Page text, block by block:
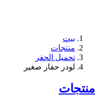
بيت
منتجات
تحميل الحفر
لودر حفار صغير
منتجات